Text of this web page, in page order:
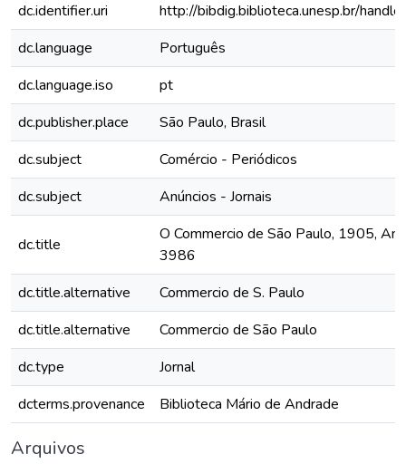
dc.identifier.uri
http://bibdig.biblioteca.unesp.br/
dc.language
Português
dc.language.iso
pt
dc.publisher.place
São Paulo, Brasil
dc.subject
Comércio - Periódicos
dc.subject
Anúncios - Jornais
dc.title
O Commercio de São Paulo, 1905,
3986
dc.title.alternative
Commercio de S. Paulo
dc.title.alternative
Commercio de São Paulo
dc.type
Jornal
dcterms.provenance
Biblioteca Mário de Andrade
Arquivos